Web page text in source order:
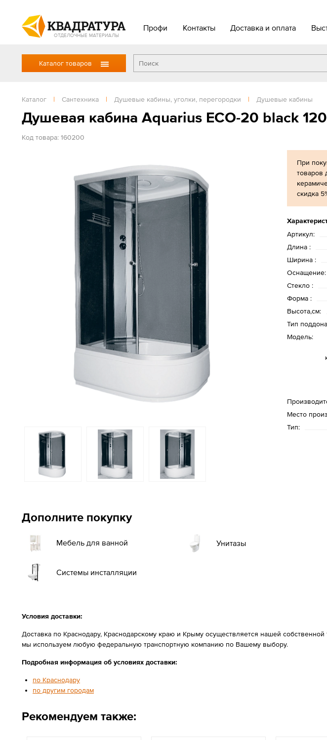
ОТДЕЛОЧНЫЕ МАТЕРИАЛЫ
Профи Контакты Доставка и оплата
Каталог товаров
Каталог | Сантехника | Душевые кабины, уголки, перегородки | Душевые кабины
Душевая кабина Aquarius ЕСО-20 black
Код товара: 160200
При
товаров
скидка
Артикул:
Длина :
Ширина :
Оснащение:
Стекло :
Форма :
Высота,см:
Тип
Модель:
Место
Тип:
Дополните покупку
Мебель для ванной Унитазы
Системы инсталляции
Условия доставки:
Доставка по Краснодару, Краснодарскому краю и Крыму осуществляется нашей
мы используем любую федеральную транспортную компанию по Вашему выбору.
Подробная информация об условиях доставки:
по Краснодару
по другим городам
Рекомендуем также: